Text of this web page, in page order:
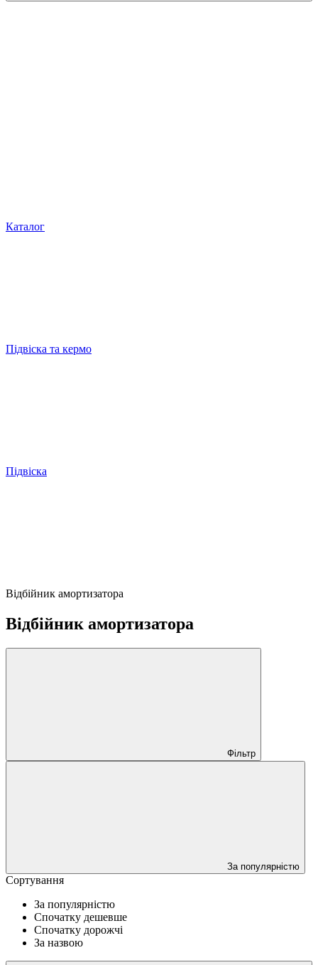
Каталог
Підвіска та кермо
Підвіска
Відбійник амортизатора
Відбійник амортизатора
Фільтр
За популярністю
Сортування
За популярністю
Спочатку дешевше
Спочатку дорожчі
За назвою